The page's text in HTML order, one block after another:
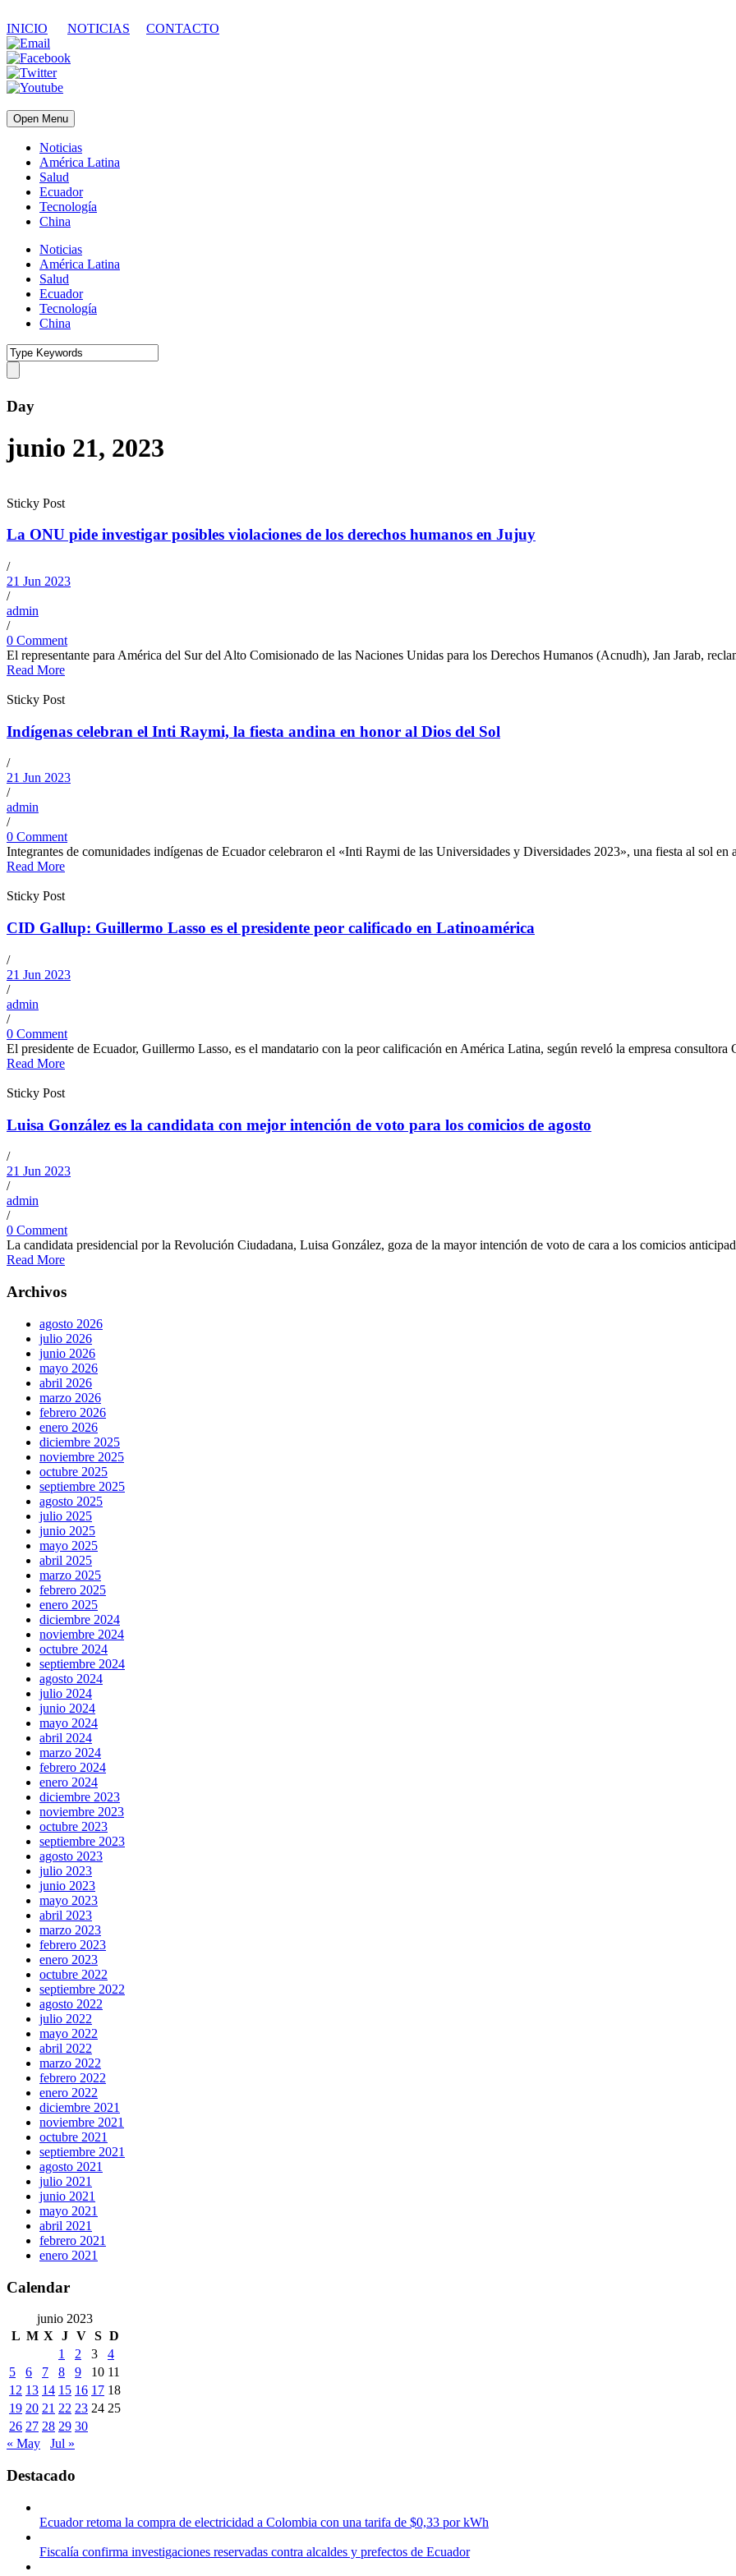
INICIO NOTICIAS CONTACTO
Open Menu
Noticias
América Latina
Salud
Ecuador
Tecnología
China
Noticias
América Latina
Salud
Ecuador
Tecnología
China
Day
junio 21, 2023
Sticky Post
La ONU pide investigar posibles violaciones de los derechos humanos en Jujuy
/
21 Jun 2023
/
admin
/
0 Comment
El representante para América del Sur del Alto Comisionado de las Naciones Unidas para los Derechos Humanos (Acnudh), Jan Jarab,
Read More
Sticky Post
Indígenas celebran el Inti Raymi, la fiesta andina en honor al Dios del Sol
/
21 Jun 2023
/
admin
/
0 Comment
Integrantes de comunidades indígenas de Ecuador celebraron el «Inti Raymi de las Universidades y Diversidades 2023», una fiesta al sol en
Read More
Sticky Post
CID Gallup: Guillermo Lasso es el presidente peor calificado en Latinoamérica
/
21 Jun 2023
/
admin
/
0 Comment
El presidente de Ecuador, Guillermo Lasso, es el mandatario con la peor calificación en América Latina, según reveló la empresa consultora
Read More
Sticky Post
Luisa González es la candidata con mejor intención de voto para los comicios de agosto
/
21 Jun 2023
/
admin
/
0 Comment
La candidata presidencial por la Revolución Ciudadana, Luisa González, goza de la mayor intención de voto de cara a los comicios
Read More
Archivos
agosto 2026
julio 2026
junio 2026
mayo 2026
abril 2026
marzo 2026
febrero 2026
enero 2026
diciembre 2025
noviembre 2025
octubre 2025
septiembre 2025
agosto 2025
julio 2025
junio 2025
mayo 2025
abril 2025
marzo 2025
febrero 2025
enero 2025
diciembre 2024
noviembre 2024
octubre 2024
septiembre 2024
agosto 2024
julio 2024
junio 2024
mayo 2024
abril 2024
marzo 2024
febrero 2024
enero 2024
diciembre 2023
noviembre 2023
octubre 2023
septiembre 2023
agosto 2023
julio 2023
junio 2023
mayo 2023
abril 2023
marzo 2023
febrero 2023
enero 2023
octubre 2022
septiembre 2022
agosto 2022
julio 2022
mayo 2022
abril 2022
marzo 2022
febrero 2022
enero 2022
diciembre 2021
noviembre 2021
octubre 2021
septiembre 2021
agosto 2021
julio 2021
junio 2021
mayo 2021
abril 2021
febrero 2021
enero 2021
Calendar
junio 2023
L M X J V S D
1
2 3
4
5
6 7 8 9 10 11
12 13 14 15 16 17 18
19 20 21 22 23 24 25
26 27 28 29 30
« May
Jul »
Destacado
Ecuador retoma la compra de electricidad a Colombia con una tarifa de $0,33 por kWh
Fiscalía confirma investigaciones reservadas contra alcaldes y prefectos de Ecuador